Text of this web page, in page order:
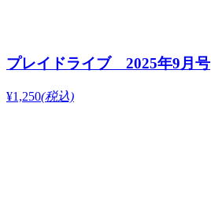
プレイドライブ 2025年9月号
¥1,250(税込)